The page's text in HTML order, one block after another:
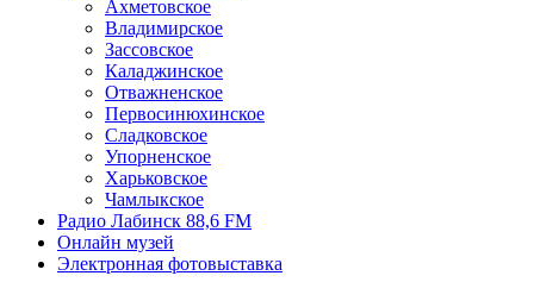
Ахметовское
Владимирское
Зассовское
Каладжинское
Отважненское
Первосинюхинское
Сладковское
Упорненское
Харьковское
Чамлыкское
Радио Лабинск 88,6 FM
Онлайн музей
Электронная фотовыставка